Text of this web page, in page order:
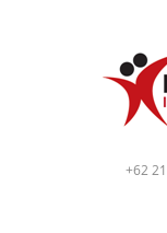
+62